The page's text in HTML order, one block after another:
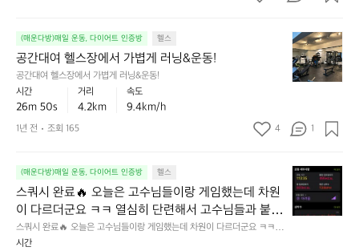
해
기
~!
아
자
💪
들
같
이
해
🏃
😆
져
서
힘
들
요
😅
시
열
심
히
볍
게
러
닝
동!
바
람
이
시
(매운다방)매일 운동, 다이어트 인증방 헬스
공간대여 헬스장에서 가볍게 러닝&운동!
공간대여 헬스장에서 가볍게 러닝&운동!
공
간
대
여
장
가
볍
게
시간
26m 50s
거리
4.2km
속도
9.4km/h
1년 전 조회 165 4 1
(매운다방)매일 운동, 다이어트 인증방 헬스
스쿼시 완료🔥 오늘은 고수님들이랑 게임했는데 차원
이 다르더군요 ㅋㅋ 열심히 단련해서 고수님들과 붙을
그날까지~!🎾
스쿼시 완료🔥 오늘은 고수님들이랑 게임했는데 차원이 다르더군요 ㅋㅋ 열
심히 단련해서 고수님들과 붙을 그날까지~!🎾
스
쿼
시
완
시간